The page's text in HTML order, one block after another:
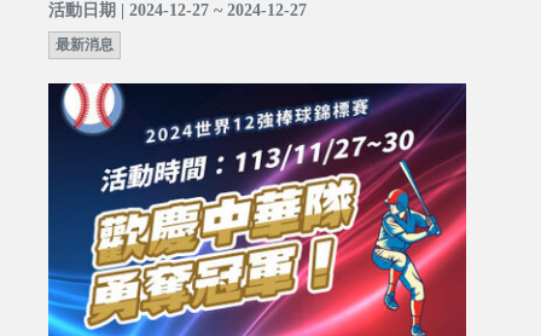
活動日期 | 2024-12-27 ~ 2024-12-27
最新消息